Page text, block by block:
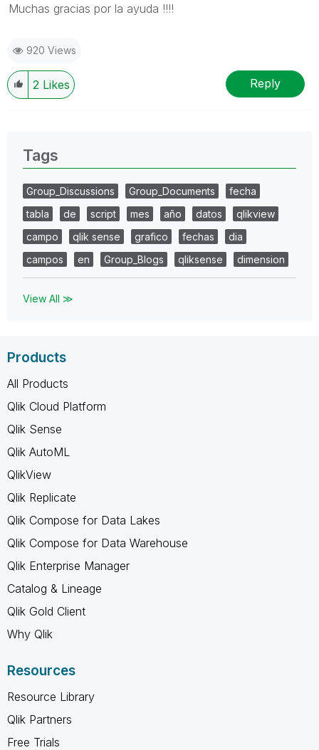
Muchas gracias por la ayuda !!!!
920 Views
2 Likes Reply
Tags
Group_Discussions Group_Documents
fecha
tabla
de script mes año datos
qlikview
campo
qlik sense grafico fechas
dia
campos
en Group_Blogs qliksense dimension
View All ≫
Products
All Products
Qlik Cloud Platform
Qlik Sense
Qlik AutoML
QlikView
Qlik Replicate
Qlik Compose for Data Lakes
Qlik Compose for Data Warehouse
Qlik Enterprise Manager
Catalog & Lineage
Qlik Gold Client
Why Qlik
Resources
Resource Library
Qlik Partners
Free Trials